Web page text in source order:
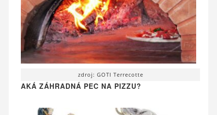
zdroj: GOTI Terrecotte
AKÁ ZÁHRADNÁ PEC NA PIZZU?